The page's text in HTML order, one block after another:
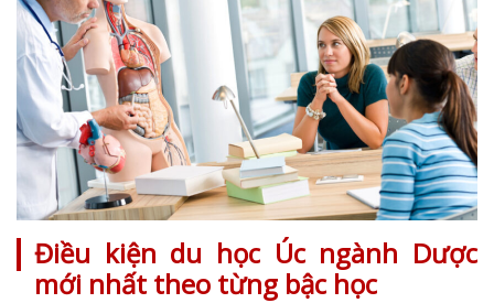
Điều kiện du học Úc ngành Dược
mới nhất theo từng bậc học